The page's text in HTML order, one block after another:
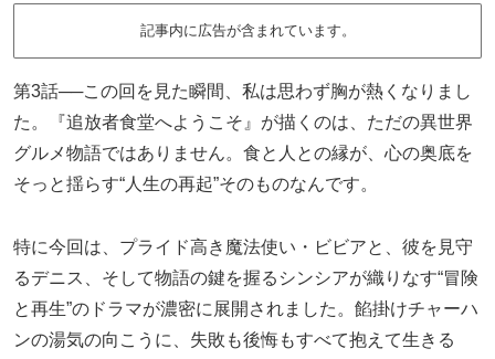
記事内に広告が含まれています。
第3話──この回を見た瞬間、私は思わず胸が熱くなりまし
た。『追放者食堂へようこそ』が描くのは、ただの異世界
グルメ物語ではありません。食と人との縁が、心の奥底を
そっと揺らす“人生の再起”そのものなんです。
特に今回は、プライド高き魔法使い・ビビアと、彼を見守
るデニス、そして物語の鍵を握るシンシアが織りなす“冒険
と再生”のドラマが濃密に展開されました。餡掛けチャーハ
ンの湯気の向こうに、失敗も後悔もすべて抱えて生きる